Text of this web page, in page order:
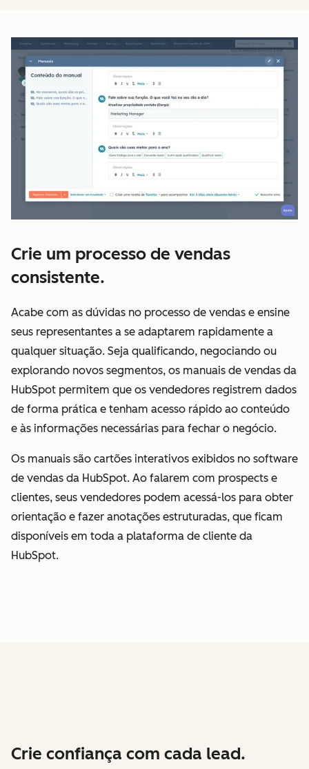
Crie um processo de vendas
consistente.
Acabe com as dúvidas no processo de vendas e ensine
seus representantes a se adaptarem rapidamente a
qualquer situação. Seja qualificando, negociando ou
explorando novos segmentos, os manuais de vendas da
HubSpot permitem que os vendedores registrem dados
de forma prática e tenham acesso rápido ao conteúdo
e às informações necessárias para fechar o negócio.
Os manuais são cartões interativos exibidos no software
de vendas da HubSpot. Ao falarem com prospects e
clientes, seus vendedores podem acessá-los para obter
orientação e fazer anotações estruturadas, que ficam
disponíveis em toda a plataforma de cliente da
HubSpot.
Crie confiança com cada lead.